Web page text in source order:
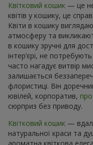
Квітковий кошик — це
квітів у кошику, це
Квіти в кошику
атмосферу та
в кошику зручні для
інтер’єрі, не
часто нагадує витвір
залишається
флористиці. Він
ювілей, корпоратив,
сюрприз без приводу.
Квітковий кошик —
натуральної краси та